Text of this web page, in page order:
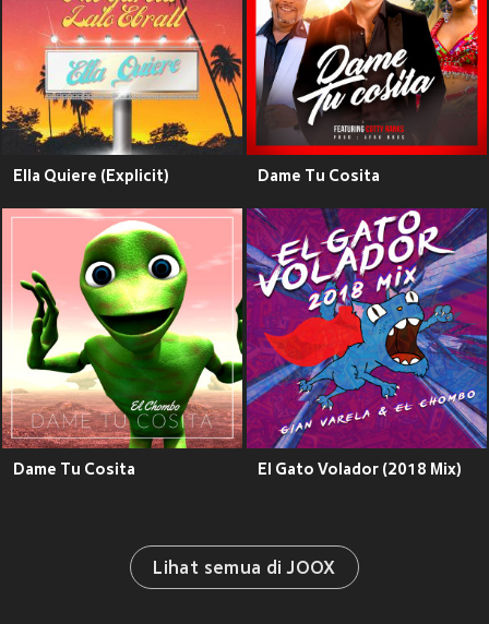
Ella Quiere (Explicit) Dame Tu Cosita
Dame Tu Cosita El Gato Volador (2018 Mix)
Lihat semua di JOOX